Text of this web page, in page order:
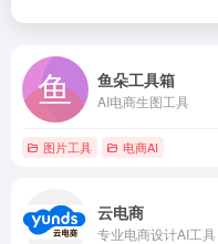
鱼朵工具箱
AI电商生图工具
图片工具 电商AI
云电商
专业电商设计AI工具